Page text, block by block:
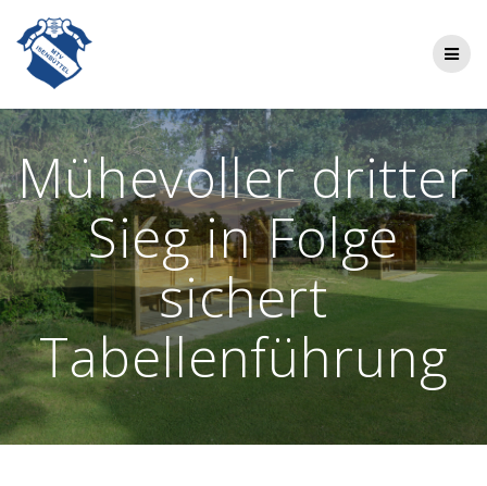
Mühevoller dritter
Sieg in Folge
sichert
Tabellenführung